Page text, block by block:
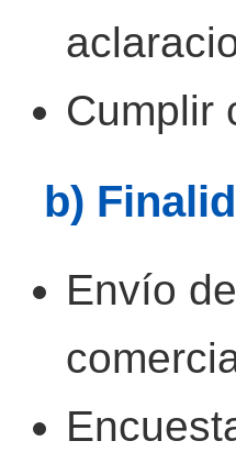
Cumplir
b)
Envío